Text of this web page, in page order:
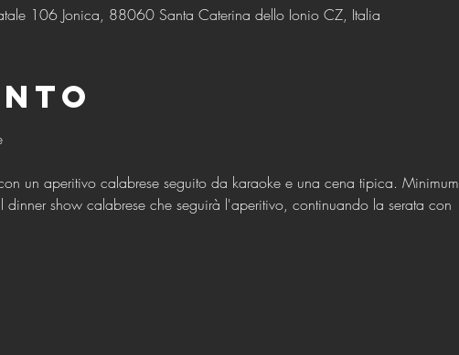
106 Jonica, 88060 Santa Caterina dello Ionio CZ, Italia
Mercoledì: Aperitivo Italiano Calabrese e Karaoke
un aperitivo calabrese seguito da karaoke e una cena tipica. Minimum
show calabrese che seguirà l'aperitivo, continuando la serata con